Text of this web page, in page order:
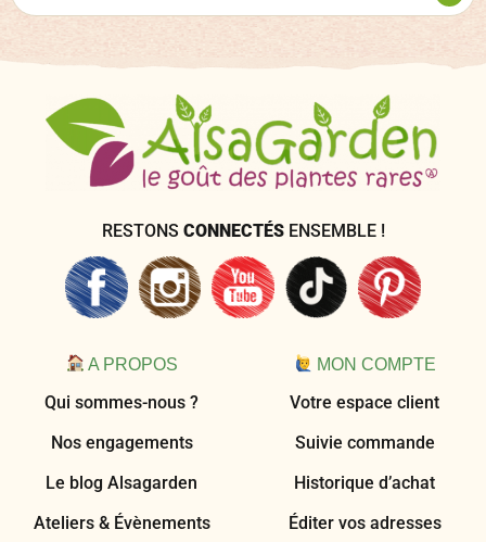
RESTONS CONNECTÉS ENSEMBLE !
A PROPOS
Qui sommes-nous ?
Nos engagements
Le blog Alsagarden
Ateliers & Évènements
MON COMPTE
Votre espace client
Suivie commande
Historique d’achat
Éditer vos adresses